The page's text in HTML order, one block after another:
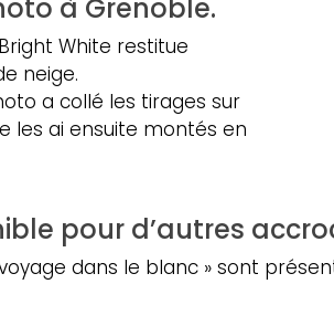
à Grenoble.
White restitue
neige.
a collé les tirages sur
les ai ensuite montés en
pour d’autres
dans le blanc » sont